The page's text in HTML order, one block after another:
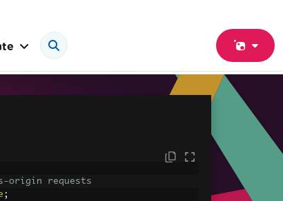
origin requests
;